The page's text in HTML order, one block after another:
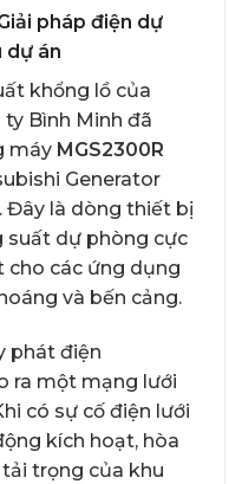
pháp điện dự
dự án
khổng lồ của
Bình Minh đã
máy MGS2300R
Generator
Đây là dòng thiết bị
suất dự phòng cực
cho các ứng dụng
và bến cảng.
phát điện
ra một mạng lưới
có sự cố điện lưới
kích hoạt, hòa
trọng của khu